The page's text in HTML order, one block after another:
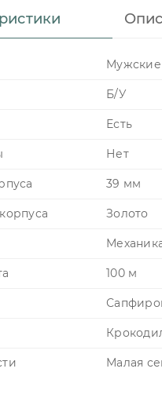
Мужские
Б/У
Есть
Нет
39 мм
Золото
100 м
Малая